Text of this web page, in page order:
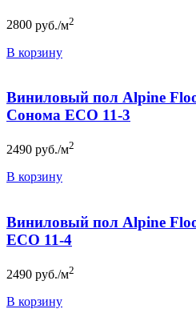
2800 руб./м2
В корзину
Виниловый пол Alpine
Сонома ECO 11-3
2490 руб./м2
В корзину
Виниловый пол Alpine
ECO 11-4
2490 руб./м2
В корзину